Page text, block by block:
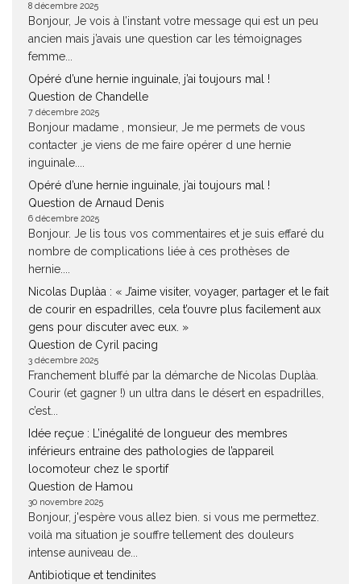
8 décembre 2025
Bonjour, Je vois à l’instant votre message qui est un peu
ancien mais j’avais une question car les témoignages
femme...
Opéré d’une hernie inguinale, j’ai toujours mal !
Question de Chandelle
7 décembre 2025
Bonjour madame , monsieur, Je me permets de vous
contacter ,je viens de me faire opérer d une hernie
inguinale....
Opéré d’une hernie inguinale, j’ai toujours mal !
Question de Arnaud Denis
6 décembre 2025
Bonjour. Je lis tous vos commentaires et je suis effaré du
nombre de complications liée à ces prothèses de
hernie....
Nicolas Duplàa : « J’aime visiter, voyager, partager et le fait
de courir en espadrilles, cela t’ouvre plus facilement aux
gens pour discuter avec eux. »
Question de Cyril pacing
3 décembre 2025
Franchement bluffé par la démarche de Nicolas Duplàa.
Courir (et gagner !) un ultra dans le désert en espadrilles,
c’est...
Idée reçue : L’inégalité de longueur des membres
inférieurs entraine des pathologies de l’appareil
locomoteur chez le sportif
Question de Hamou
30 novembre 2025
Bonjour, j'espère vous allez bien. si vous me permettez.
voilà ma situation je souffre tellement des douleurs
intense auniveau de...
Antibiotique et tendinites